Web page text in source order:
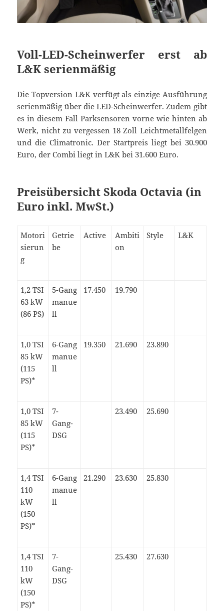
Voll-LED-Scheinwerfer erst ab
L&K serienmäßig
Die Topversion L&K verfügt als einzige Ausführung
serienmäßig über die LED-Scheinwerfer. Zudem gibt
es in diesem Fall Parksensoren vorne wie hinten ab
Werk, nicht zu vergessen 18 Zoll Leichtmetallfelgen
und die Climatronic. Der Startpreis liegt bei 30.900
Euro, der Combi liegt in L&K bei 31.600 Euro.
Preisübersicht Skoda Octavia (in
Euro inkl. MwSt.)
Motori
sierun
g
Getrie
be
Active
Ambiti
on
Style L&K
1,2 TSI
63 kW
(86 PS)
5-Gang
manue
ll
17.450 19.790
1,0 TSI
85 kW
(115
PS)*
6-Gang
manue
ll
19.350 21.690 23.890
1,0 TSI
85 kW
(115
PS)*
7-
Gang-
DSG
23.490 25.690
1,4 TSI
110
kW
(150
PS)*
6-Gang
manue
ll
21.290 23.630 25.830
1,4 TSI
110
kW
(150
PS)*
7-
Gang-
DSG
25.430 27.630